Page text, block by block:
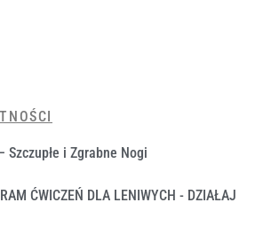
i Zgrabne Nogi
ĆWICZEŃ DLA LENIWYCH ​- DZIAŁAJ